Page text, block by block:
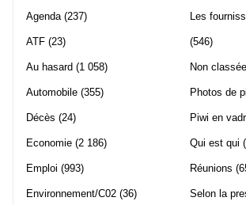
Agenda(237)
ATF (23)
Au hasard (1 058)
Automobile (355)
Décès (24)
Economie (2 186)
Emploi (993)
Environnement/C02 (36)
Les
(546)
Non classée
Photos de
Piwi en
Qui est qui
Réunions
Selon la